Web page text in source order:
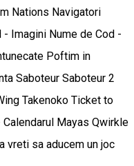
Nations Navigatori
Imagini Nume de Cod -
Poftim in
Saboteur Saboteur 2
Takenoko Ticket to
Mayas Qwirkle
vreti sa aducem un joc